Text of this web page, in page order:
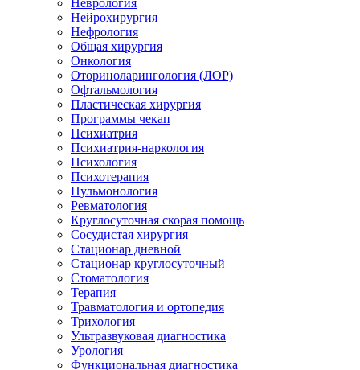
Нейрохирургия
Нефрология
Общая хирургия
Онкология
Оториноларингология (ЛОР)
Офтальмология
Пластическая хирургия
Программы чекап
Психиатрия
Психиатрия-наркология
Психология
Психотерапия
Пульмонология
Ревматология
Круглосуточная скорая помощь
Сосудистая хирургия
Стационар дневной
Стационар круглосуточный
Стоматология
Терапия
Травматология и ортопедия
Трихология
Ультразвуковая диагностика
Урология
Функциональная диагностика